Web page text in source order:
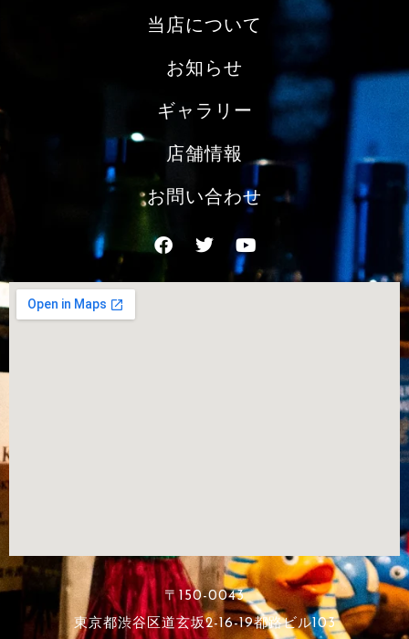
当店について
お知らせ
ギャラリー
店舗情報
お問い合わせ
〒150-0043
東京都渋谷区道玄坂2-16-19都路ビル103